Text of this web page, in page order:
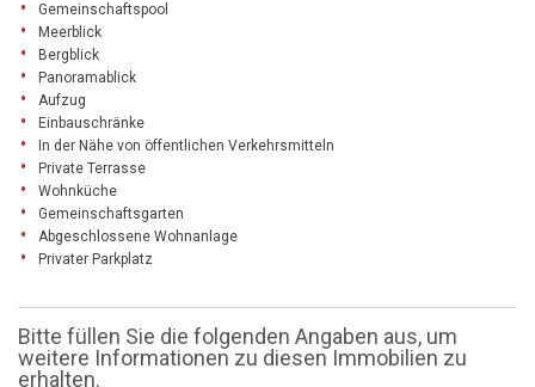
Gemeinschaftspool
Meerblick
Bergblick
Panoramablick
Aufzug
Einbauschränke
In der Nähe von öffentlichen Verkehrsmitteln
Private Terrasse
Wohnküche
Gemeinschaftsgarten
Abgeschlossene Wohnanlage
Privater Parkplatz
Bitte füllen Sie die folgenden Angaben aus, um
weitere Informationen zu diesen Immobilien zu
erhalten.